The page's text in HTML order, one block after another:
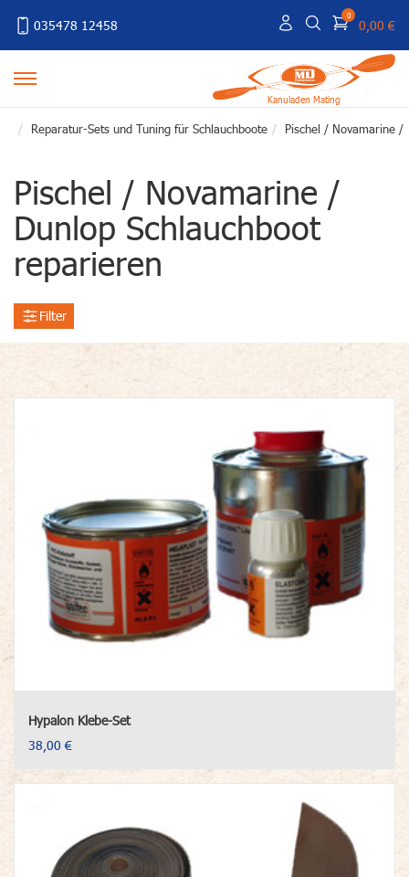
035478 12458
0
0,00 €
Kanuladen Mating
Reparatur-Sets und Tuning für Schlauchboote Pischel / Novamarine /
Pischel / Novamarine /
Dunlop Schlauchboot
reparieren
Filter
Hypalon Klebe-Set
38,00 €